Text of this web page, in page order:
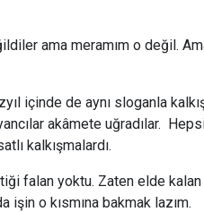
ama meramım o değil.
de aynı sloganla
akâmete uğradılar.
kalkışmalardı.
yoktu. Zaten elde kalan
o kısmına bakmak lazım.